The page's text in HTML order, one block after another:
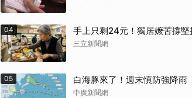
04 手上只剩24元！獨居嬤苦撐
三立新聞網
05 白海豚來了！週末慎防強降
中廣新聞網